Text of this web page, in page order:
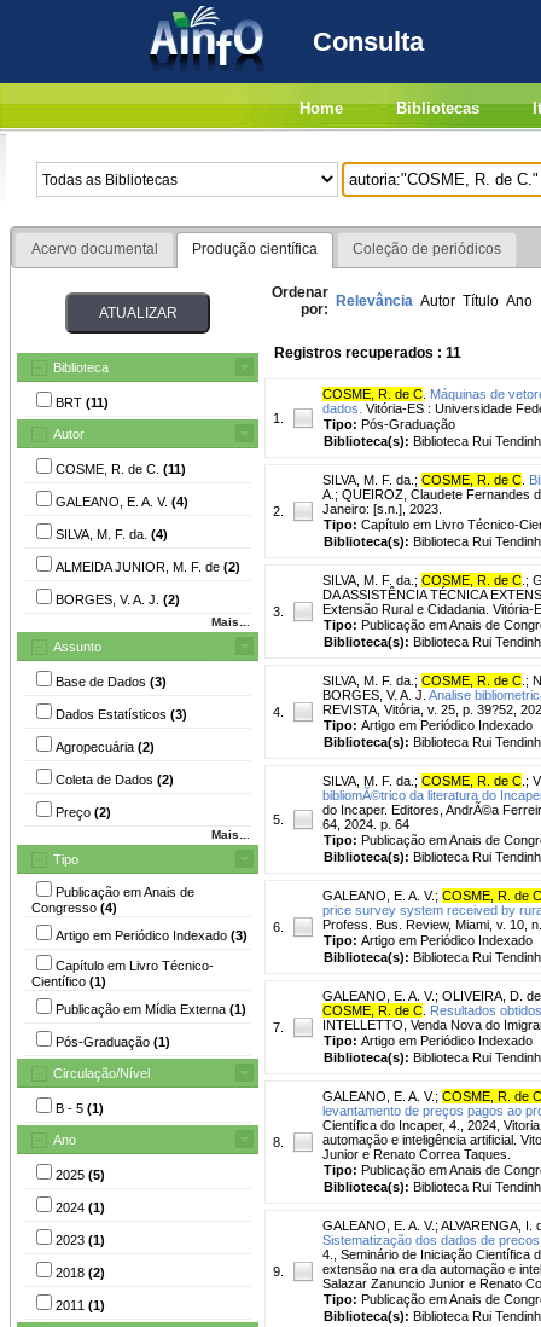
Consulta
Home Bibliotecas
Acervo documental Produção científica Coleção de periódicos
Biblioteca
BRT (11)
Autor
COSME, R. de C. (11)
GALEANO, E. A. V. (4)
SILVA, M. F. da. (4)
ALMEIDA JUNIOR, M. F. de (2)
BORGES, V. A. J. (2)
Mais...
Assunto
Base de Dados (3)
Dados Estatísticos (3)
Agropecuária (2)
Coleta de Dados (2)
Preço (2)
Mais...
Tipo
Publicação em Anais de
Congresso (4)
Artigo em Periódico Indexado (3)
Capítulo em Livro Técnico-
Científico (1)
Publicação em Mídia Externa (1)
Pós-Graduação (1)
Circulação/Nível
B - 5 (1)
Ano
2025 (5)
2024 (1)
2023 (1)
2018 (2)
2011 (1)
Ordenar
por: Relevância Autor Título Ano
Registros recuperados : 11
1.
COSME, R. de C Máquinas de
dados. Vitória-ES : Universidade
Tipo: Pós-Graduação
Biblioteca(s): Biblioteca Rui
2.
SILVA, M. F. da. ; COSME, R. de C
A.; QUEIROZ, Claudete Fernandes
Janeiro: [s.n.], 2023.
Tipo: Capítulo em Livro Técnico-
Biblioteca(s): Biblioteca Rui
3.
SILVA, M. F. da. ; COSME, R. de C ;
DA ASSISTÊNCIA TÉCNICA
Extensão Rural e Cidadania. Vitória-
Tipo: Publicação em Anais de
Biblioteca(s): Biblioteca Rui
4.
SILVA, M. F. da. ; COSME, R. de C ;
BORGES, V. A. J. Analise
REVISTA, Vitória, v. 25, p. 39?52,
Tipo: Artigo em Periódico Indexado
Biblioteca(s): Biblioteca Rui
5.
SILVA, M. F. da. ; COSME, R. de C ;
bibliomÃ©trico da literatura do
do Incaper. Editores, AndrÃ©a
64, 2024. p. 64
Tipo: Publicação em Anais de
Biblioteca(s): Biblioteca Rui
6.
GALEANO, E. A. V.; COSME, R. de C
price survey system received by
Profess. Bus. Review, Miami, v. 10,
Tipo: Artigo em Periódico Indexado
Biblioteca(s): Biblioteca Rui
7.
GALEANO, E. A. V.; OLIVEIRA, D.
COSME, R. de C Resultados
INTELLETTO, Venda Nova do
Tipo: Artigo em Periódico Indexado
Biblioteca(s): Biblioteca Rui
8.
GALEANO, E. A. V.; COSME, R. de C
levantamento de preços pagos ao
Científica do Incaper, 4., 2024,
automação e inteligência artificial.
Junior e Renato Correa Taques.
Tipo: Publicação em Anais de
Biblioteca(s): Biblioteca Rui
9.
GALEANO, E. A. V.; ALVARENGA, I.
Sistematização dos dados de
4., Seminário de Iniciação Científica
extensão na era da automação e
Salazar Zanuncio Junior e Renato
Tipo: Publicação em Anais de
Biblioteca(s): Biblioteca Rui